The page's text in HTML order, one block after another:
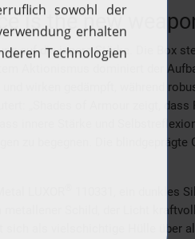
is the new
auf die innere Stärke. Die Box
Aktionismus dominiert der
wirken gedämpft, während
„Shades of Armour zeigt, dass
innere Stärke und
zu begegnen. Die blindgeprägte
110331, ein dunkles
metallener Schild, der Licht
sich als vielschichtige Hülle über